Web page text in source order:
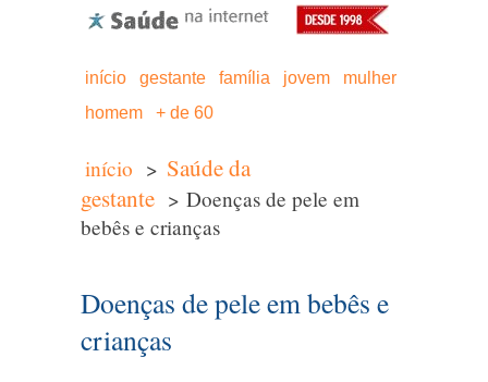
início gestante família jovem
mulher
homem
+ de 60
início > Saúde da
gestante > Doenças de pele em
bebês e crianças
Doenças de pele em bebês e
crianças